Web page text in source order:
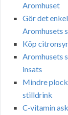
Aromhuset
Gör det
Aromhusets
Köp
Aromhusets
insats
Mindre
stilldrink
C-vitamin